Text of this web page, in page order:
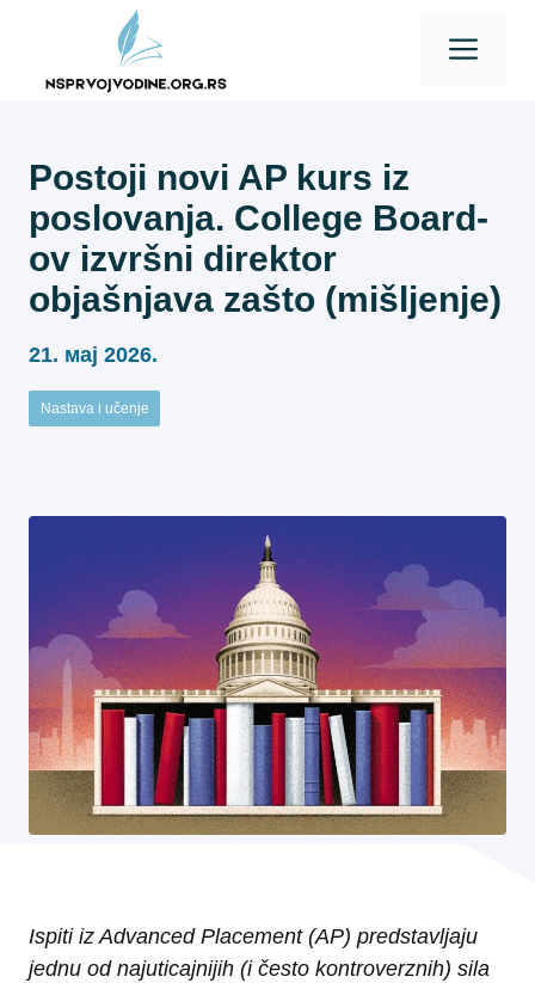
content
Postoji novi AP kurs iz
poslovanja. College Board-
ov izvršni direktor
objašnjava zašto (mišljenje)
21. мај 2026.
Nastava i učenje
Ispiti iz Advanced Placement (AP) predstavljaju
jednu od najuticajnijih (i često kontroverznih) sila